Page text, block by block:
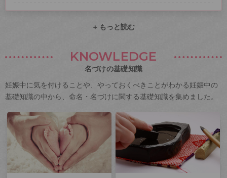
+ もっと読む
KNOWLEDGE
名づけの基礎知識
妊娠中に気を付けることや、やっておくべきことがわかる妊娠中の
基礎知識の中から、命名・名づけに関する基礎知識を集めました。